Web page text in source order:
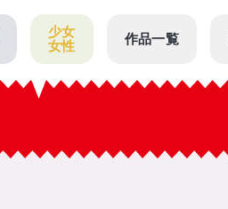
少女
女性
作品一覧